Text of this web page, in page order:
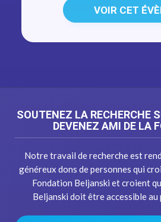
VOIR CET
SOUTENEZ LA RECHERCHE
DEVENEZ AMI DE LA
Notre travail de recherche est
généreux dons de personnes qui
Fondation Beljanski et croient
Beljanski doit être accessible au